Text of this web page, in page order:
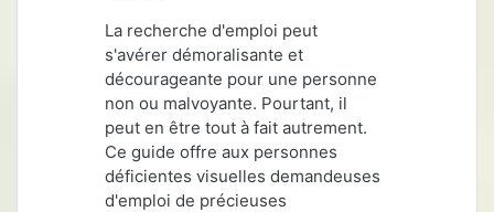
La recherche d'emploi peut
s'avérer démoralisante et
décourageante pour une personne
non ou malvoyante. Pourtant, il
peut en être tout à fait autrement.
Ce guide offre aux personnes
déficientes visuelles demandeuses
d'emploi de précieuses